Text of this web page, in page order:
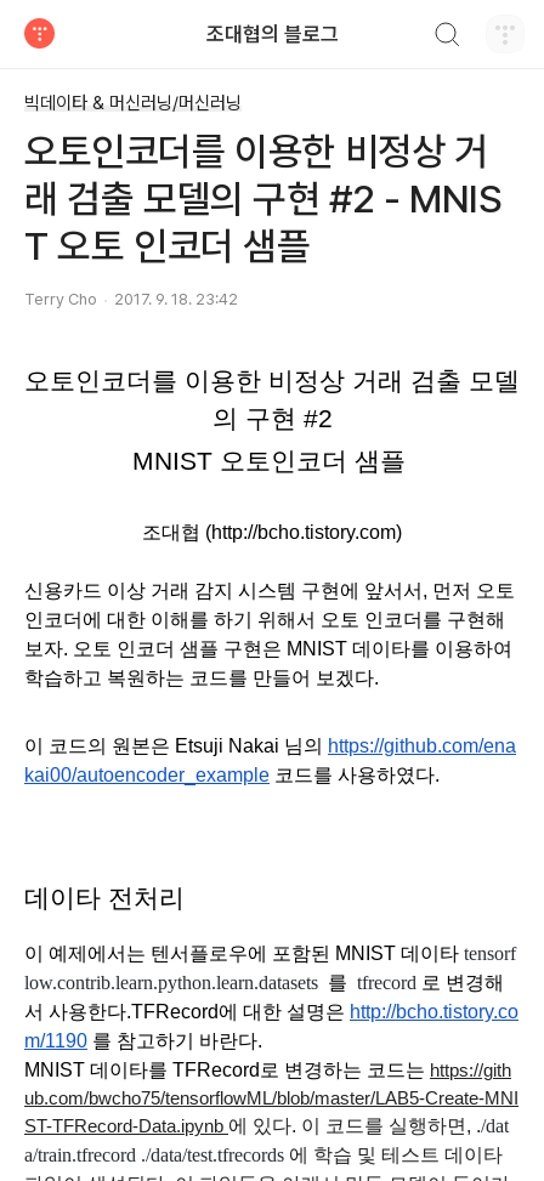
조대협의 블로그
빅데이타 & 머신러닝/머신러닝
오토인코더를 이용한 비정상 거
래 검출 모델의 구현 #2 - MNIS
T 오토 인코더 샘플
Terry Cho 2017. 9. 18. 23:42
오토인코더를 이용한 비정상 거래 검출 모델
의 구현 #2
MNIST 오토인코더 샘플
조대협 (http://bcho.tistory.com)
신용카드 이상 거래 감지 시스템 구현에 앞서서, 먼저 오토
인코더에 대한 이해를 하기 위해서 오토 인코더를 구현해
보자. 오토 인코더 샘플 구현은 MNIST 데이타를 이용하여
학습하고 복원하는 코드를 만들어 보겠다.
이 코드의 원본은 Etsuji Nakai 님의 https://github.com/ena
kai00/autoencoder_example 코드를 사용하였다.
데이타 전처리
이 예제에서는 텐서플로우에 포함된 MNIST 데이타 tensorf
low.contrib.learn.python.learn.datasets 를 tfrecord 로 변경해
서 사용한다.TFRecord에 대한 설명은 http://bcho.tistory.co
m/1190 를 참고하기 바란다.
MNIST 데이타를 TFRecord로 변경하는 코드는 https://gith
ub.com/bwcho75/tensorflowML/blob/master/LAB5-Create-MNI
ST-TFRecord-Data.ipynb 에 있다. 이 코드를 실행하면, ./dat
a/train.tfrecord ./data/test.tfrecords 에 학습 및 테스트 데이타